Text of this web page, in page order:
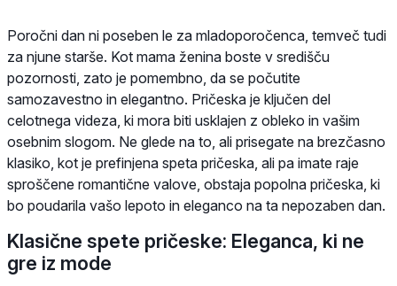
Poročni dan ni poseben le za mladoporočenca, temveč tudi
za njune starše. Kot mama ženina boste v središču
pozornosti, zato je pomembno, da se počutite
samozavestno in elegantno. Pričeska je ključen del
celotnega videza, ki mora biti usklajen z obleko in vašim
osebnim slogom. Ne glede na to, ali prisegate na brezčasno
klasiko, kot je prefinjena speta pričeska, ali pa imate raje
sproščene romantične valove, obstaja popolna pričeska, ki
bo poudarila vašo lepoto in eleganco na ta nepozaben dan.
Klasične spete pričeske: Eleganca, ki ne
gre iz mode